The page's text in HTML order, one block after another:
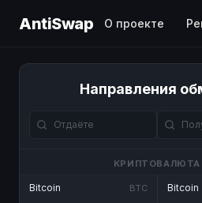
AntiSwap О проекте
Направления
КРИПТОВАЛЮТА
Bitcoin BTC Bitcoin